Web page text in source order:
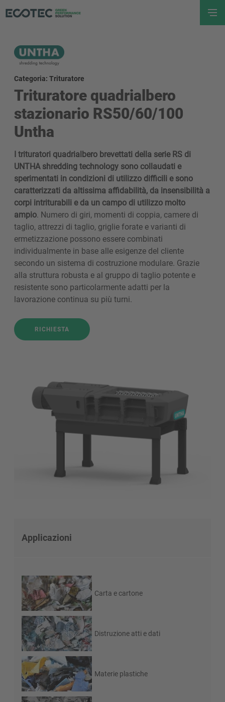
Categoria: Trituratore
Trituratore quadrialbero
stazionario RS50/60/100
Untha
I trituratori quadrialbero brevettati della serie RS di
UNTHA shredding technology sono collaudati e
sperimentati in condizioni di utilizzo difficili e sono
caratterizzati da altissima affidabilità, da insensibilità a
corpi intriturabili e da un campo di utilizzo molto
ampio. Numero di giri, momenti di coppia, camere di
taglio, attrezzi di taglio, griglie forate e varianti di
ermetizzazione possono essere combinati
individualmente in base alle esigenze del cliente
secondo un sistema di costruzione modulare. Grazie
alla struttura robusta e al gruppo di taglio potente e
resistente sono particolarmente adatti per la
lavorazione continua su più turni.
RICHIESTA
Applicazioni
Carta e cartone
Distruzione atti e dati
Materie plastiche